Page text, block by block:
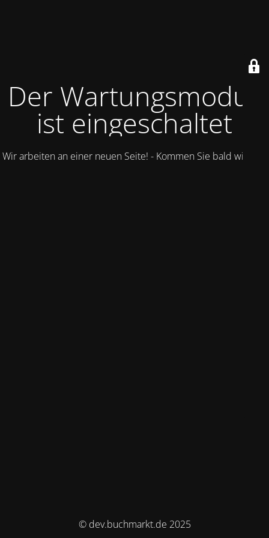
Der Wartungsmodus
ist eingeschaltet
Wir arbeiten an einer neuen Seite! - Kommen Sie bald wieder.
© dev.buchmarkt.de 2025